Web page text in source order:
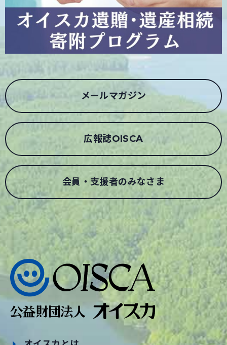
メールマガジン
広報誌OISCA
会員・支援者のみなさま